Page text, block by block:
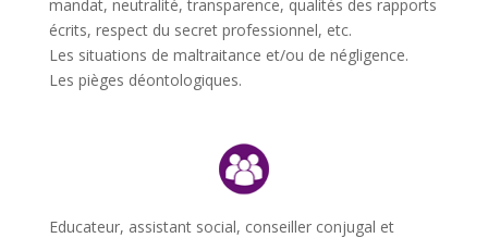
mandat, neutralité, transparence, qualités des rapports
écrits, respect du secret professionnel, etc.
Les situations de maltraitance et/ou de négligence.
Les pièges déontologiques.
Educateur, assistant social, conseiller conjugal et